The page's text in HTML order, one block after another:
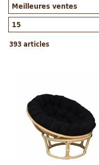
393 articles